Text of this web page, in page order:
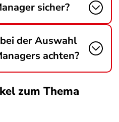
sicher?
der Auswahl
achten?
zum Thema